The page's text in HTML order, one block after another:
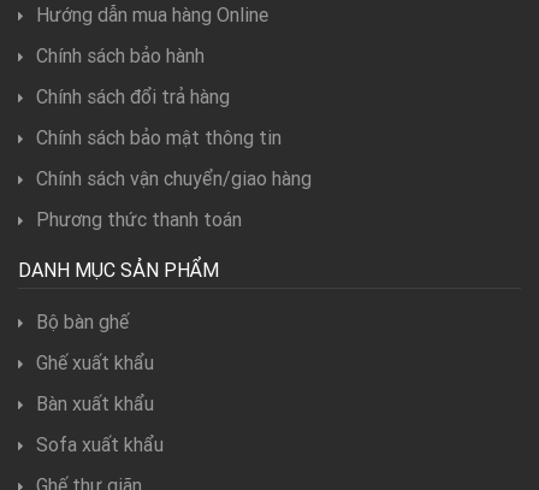
Hướng dẫn mua hàng Online
Chính sách bảo hành
Chính sách đổi trả hàng
Chính sách bảo mật thông tin
Chính sách vận chuyển/giao hàng
Phương thức thanh toán
DANH MỤC SẢN PHẨM
Bộ bàn ghế
Ghế xuất khẩu
Bàn xuất khẩu
Sofa xuất khẩu
Ghế thư giãn